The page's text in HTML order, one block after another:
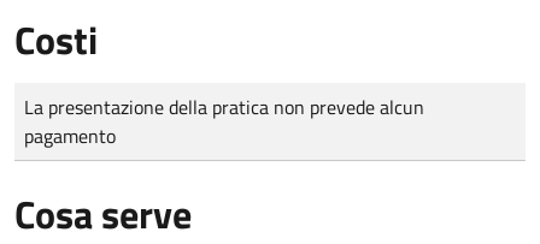
Costi
Tipo di pagamento
Importo
La presentazione della pratica non prevede alcun
pagamento
Cosa serve